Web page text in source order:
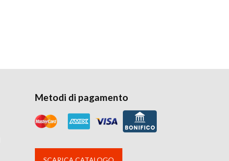
Metodi di pagamento